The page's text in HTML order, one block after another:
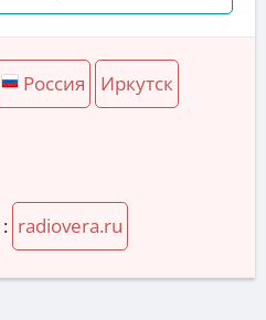
Россия Иркутск
: radiovera.ru